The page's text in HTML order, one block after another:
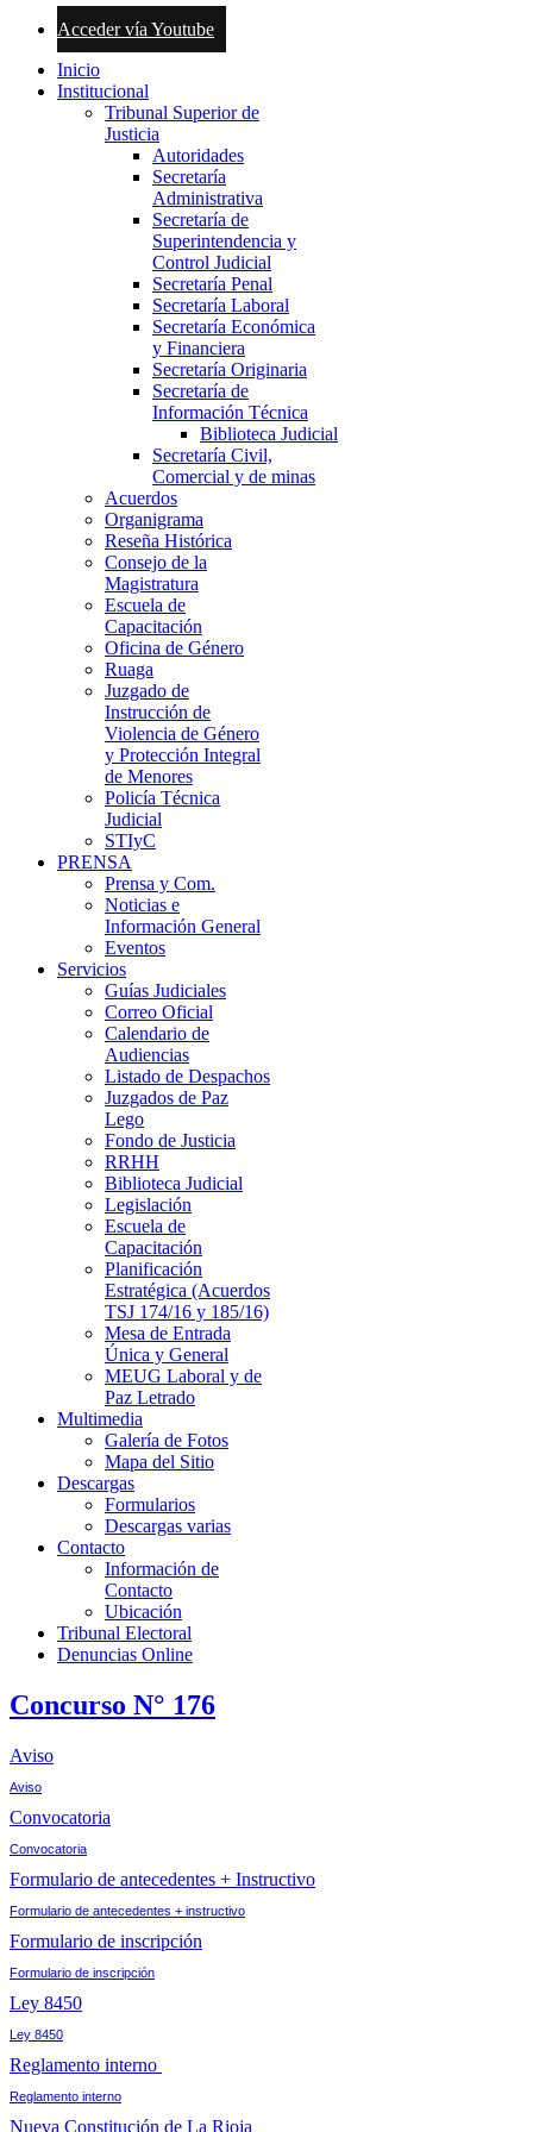
Acceder vía Youtube
Inicio
Institucional
Tribunal Superior de
Justicia
Autoridades
Secretaría
Administrativa
Secretaría de
Superintendencia y
Control Judicial
Secretaría Penal
Secretaría Laboral
Secretaría Económica
y Financiera
Secretaría Originaria
Secretaría de
Información Técnica
Biblioteca Judicial
Secretaría Civil,
Comercial y de minas
Acuerdos
Organigrama
Reseña Histórica
Consejo de la
Magistratura
Escuela de
Capacitación
Oficina de Género
Ruaga
Juzgado de
Instrucción de
Violencia de Género
y Protección Integral
de Menores
Policía Técnica
Judicial
STIyC
PRENSA
Prensa y Com.
Noticias e
Información General
Eventos
Servicios
Guías Judiciales
Correo Oficial
Calendario de
Audiencias
Listado de Despachos
Juzgados de Paz
Lego
Fondo de Justicia
RRHH
Biblioteca Judicial
Legislación
Escuela de
Capacitación
Planificación
Estratégica (Acuerdos
TSJ 174/16 y 185/16)
Mesa de Entrada
Única y General
MEUG Laboral y de
Paz Letrado
Multimedia
Galería de Fotos
Mapa del Sitio
Descargas
Formularios
Descargas varias
Contacto
Información de
Contacto
Ubicación
Tribunal Electoral
Denuncias Online
Concurso N° 176
Aviso
Aviso
Convocatoria
Convocatoria
Formulario de antecedentes + Instructivo
Formulario de antecedentes + instructivo
Formulario de inscripción
Formulario de inscripción
Ley 8450
Ley 8450
Reglamento interno
Reglamento interno
Nueva Constitución de La Rioja